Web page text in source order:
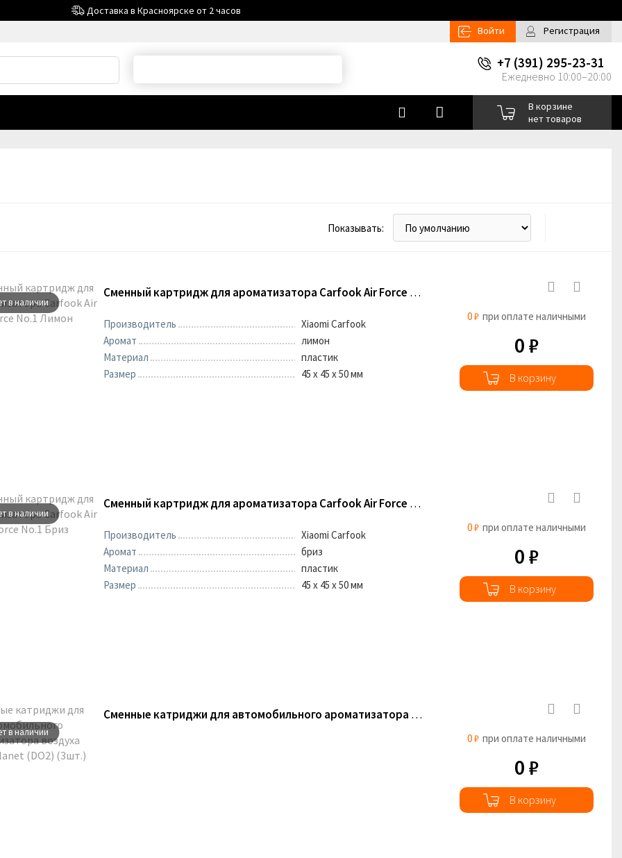
Доставка в Красноярске от 2 часов
Войти
Регистрация
+7 (391) 295-23-31
Ежедневно 10:00–20:00
В корзине
нет товаров
Показывать:
в наличии
Сменный картридж для ароматизатора Carfook Air Force No.1 Лимон
Производитель
Xiaomi Carfook
Аромат
лимон
Материал
пластик
Размер
45 х 45 х 50 мм
0 ₽ при оплате наличными
0 ₽
В корзину
в наличии
Сменный картридж для ароматизатора Carfook Air Force No.1 Бриз
Производитель
Xiaomi Carfook
Аромат
бриз
Материал
пластик
Размер
45 х 45 х 50 мм
0 ₽ при оплате наличными
0 ₽
В корзину
в наличии
Сменные катриджи для автомобильного ароматизатора воздуха Taokey Planet (DO2) (3шт.)
0 ₽ при оплате наличными
0 ₽
В корзину